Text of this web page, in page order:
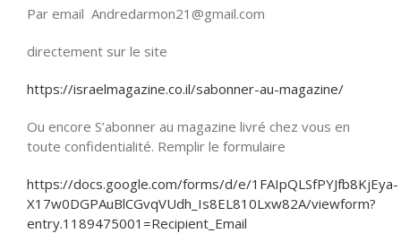
Par email Andredarmon21@gmail.com
directement sur le site
https://israelmagazine.co.il/sabonner-au-magazine/
Ou encore S’abonner au magazine livré chez vous en
toute confidentialité. Remplir le formulaire
https://docs.google.com/forms/d/e/1FAIpQLSfPYJfb8KjEya-
X17w0DGPAuBlCGvqVUdh_Is8EL810Lxw82A/viewform?
entry.1189475001=Recipient_Email